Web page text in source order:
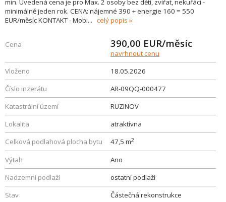
min. Uvedená cena je pro Max. 2 osoby bez dětí, zvířat, nekuřáci -
minimálně jeden rok. CENA: nájemné 390 + energie 160 = 550
EUR/měsíc KONTAKT - Mobi... celý popis
Cena 390,00 EUR/měsíc
navrhnout cenu
Vloženo
18.05.2026
Číslo inzerátu
AR-09QQ-000477
Katastrální území
RUZINOV
Lokalita
atraktívna
Celková podlahová plocha bytu
47,5 m2
Výtah
Ano
Nadzemní podlaží
ostatní podlaží
Stav
Částečná rekonstrukce